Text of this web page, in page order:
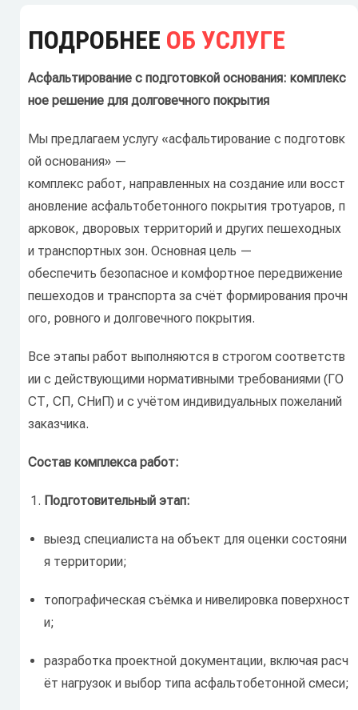
ПОДРОБНЕЕ ОБ УСЛУГЕ
Асфальтирование с подготовкой основания: комплекс
ное решение для долговечного покрытия
Мы предлагаемуслугу «асфальтирование с подготовк
ой основания» —
комплекс работ, направленных на создание или восст
ановление асфальтобетонного покрытия тротуаров, п
арковок, дворовых территорий и других пешеходных
и транспортных зон. Основная цель —
обеспечить безопасное и комфортное передвижение
пешеходов и транспорта за счёт формирования прочн
ого, ровного и долговечного покрытия.
Все этапы работ выполняются в строгом соответств
ии с действующими нормативными требованиями (ГО
СТ, СП, СНиП) и с учётом индивидуальных пожеланий
заказчика.
Состав комплекса работ:
Подготовительный этап:
выезд специалиста на объект для оценки состояни
я территории;
топографическая съёмка и нивелировка поверхност
и;
разработка проектной документации, включая расч
ёт нагрузок и выбор типа асфальтобетонной смеси;